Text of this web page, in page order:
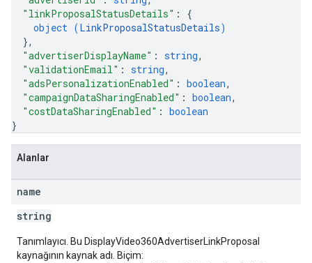
"linkProposalStatusDetails" : {
object (LinkProposalStatusDetails)
},
"advertiserDisplayName" : string,
"validationEmail" : string,
"adsPersonalizationEnabled" : boolean,
"campaignDataSharingEnabled" : boolean,
"costDataSharingEnabled" : boolean
}
Alanlar
name
string
Tanımlayıcı. Bu DisplayVideo360AdvertiserLinkProposal
kaynağının kaynak adı. Biçim: